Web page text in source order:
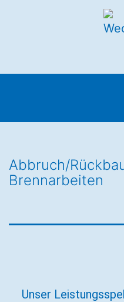
Abbruch/
Brennarbeiten
Unser